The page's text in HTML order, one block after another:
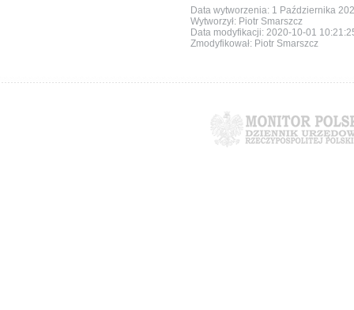
Data wytworzenia: 1 Października
Wytworzył: Piotr Smarszcz
Data modyfikacji: 2020-10-01
Zmodyfikował: Piotr Smarszcz